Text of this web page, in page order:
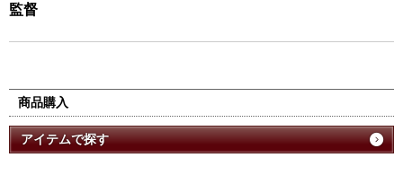
監督
商品購入
アイテムで探す